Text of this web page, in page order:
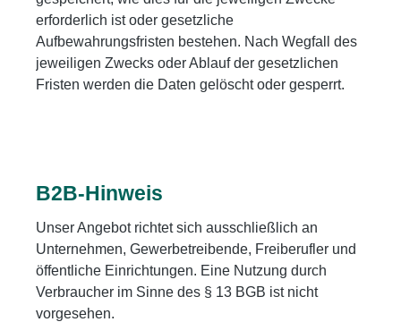
erforderlich ist oder gesetzliche
Aufbewahrungsfristen bestehen. Nach Wegfall des
jeweiligen Zwecks oder Ablauf der gesetzlichen
Fristen werden die Daten gelöscht oder gesperrt.
B2B-Hinweis
Unser Angebot richtet sich ausschließlich an
Unternehmen, Gewerbetreibende, Freiberufler und
öffentliche Einrichtungen. Eine Nutzung durch
Verbraucher im Sinne des § 13 BGB ist nicht
vorgesehen.